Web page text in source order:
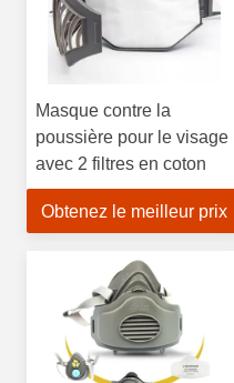
Masque contre la
poussière pour le visage
avec 2 filtres en coton
Obtenez le meilleur prix